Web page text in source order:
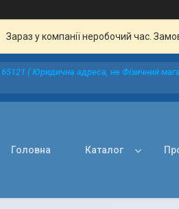
Зараз у компанії неробочий час.
( Юридична адреса, не Фізичний
Головна Каталог